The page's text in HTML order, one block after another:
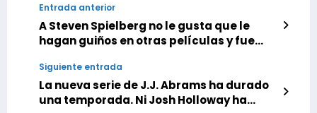
Entrada anterior
A Steven Spielberg no le gusta que le
hagan guiños en otras películas y fue
World: El renacer’. «Quitadlo todo»
Siguiente entrada
La nueva serie de J.J. Abrams ha durado
una temporada. Ni Josh Holloway ha